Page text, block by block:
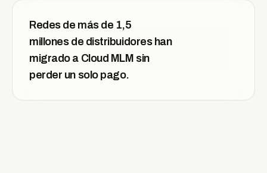
Redes de más de 1,5
millones de distribuidores han
migrado a Cloud MLM sin
perder un solo pago.